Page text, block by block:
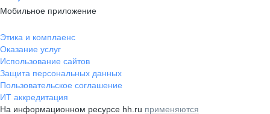
Мобильное приложение
Этика и комплаенс
Оказание услуг
Использование сайтов
Защита персональных данных
Пользовательское соглашение
ИТ аккредитация
На информационном ресурсе hh.ru применяются